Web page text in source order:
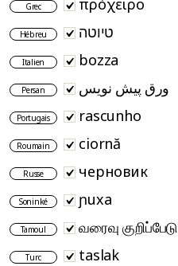
Grec πρόχειρο
Hébreu טיוטה
Italien bozza
Persan ورق پیش نویس
Portugais rascunho
Roumain ciornă
Russe черновик
Soninké ɲuxa
Tamoul வரைவு குறிப்பேடு
Turc taslak